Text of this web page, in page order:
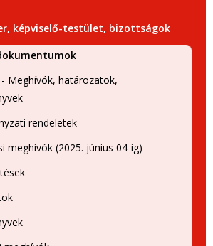
képviselő-testület, bizottságok
Meghívók, határozatok,
rendeletek
meghívók (2025. június 04-ig)